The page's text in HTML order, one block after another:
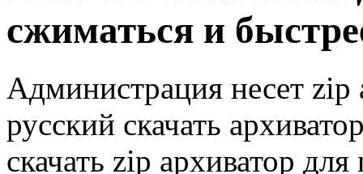
сжиматься и
Администрация несет zip
русский скачать
скачать zip архиватор